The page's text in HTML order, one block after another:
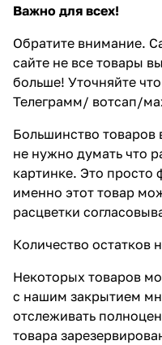
Важно для всех!
Обратите внимание.
сайте не все товары
больше! Уточняйте
Телеграмм/ вотсап/
Большинство товаров
не нужно думать что
картинке. Это просто
именно этот товар
расцветки
Количество остатков
Некоторых товаров
с нашим закрытием
отслеживать
товара